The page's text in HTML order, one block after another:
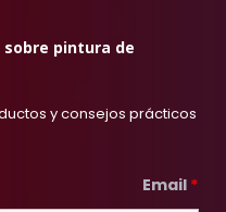
pintura de
y consejos prácticos
Email *